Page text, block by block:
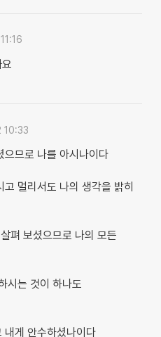
10:33
으므로 나를 아시나이다
멀리서도 나의 생각을 밝히
펴 보셨으므로 나의 모든
시는 것이 하나도
내게 안수하셨나이다